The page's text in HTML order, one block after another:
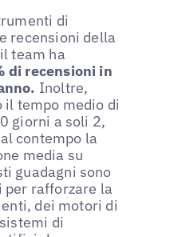
di
recensioni della
team ha
di recensioni in
Inoltre,
il tempo medio di
giorni a soli 2,
contempo la
media su
guadagni sono
per rafforzare la
dei motori di
di